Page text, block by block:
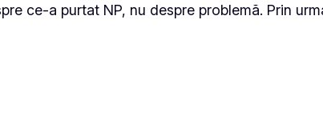
ce-a purtat NP, nu despre problemă. Prin